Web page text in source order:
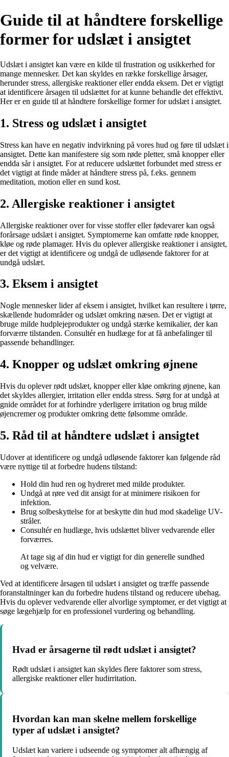
Guide til at håndtere forskellige
former for udslæt i ansigtet
Udslæt i ansigtet kan være en kilde til frustration og usikkerhed for
mange mennesker. Det kan skyldes en række forskellige årsager,
herunder stress, allergiske reaktioner eller endda eksem. Det er vigtigt
at identificere årsagen til udslættet for at kunne behandle det effektivt.
Her er en guide til at håndtere forskellige former for udslæt i ansigtet.
1. Stress og udslæt i ansigtet
Stress kan have en negativ indvirkning på vores hud og føre til udslæt i
ansigtet. Dette kan manifestere sig som røde pletter, små knopper eller
endda sår i ansigtet. For at reducere udslættet forbundet med stress er
det vigtigt at finde måder at håndtere stress på, f.eks. gennem
meditation, motion eller en sund kost.
2. Allergiske reaktioner i ansigtet
Allergiske reaktioner over for visse stoffer eller fødevarer kan også
forårsage udslæt i ansigtet. Symptomerne kan omfatte røde knopper,
kløe og røde plamager. Hvis du oplever allergiske reaktioner i ansigtet,
er det vigtigt at identificere og undgå de udløsende faktorer for at
undgå udslæt.
3. Eksem i ansigtet
Nogle mennesker lider af eksem i ansigtet, hvilket kan resultere i tørre,
skællende hudområder og udslæt omkring næsen. Det er vigtigt at
bruge milde hudplejeprodukter og undgå stærke kemikalier, der kan
forværre tilstanden. Consultér en hudlæge for at få anbefalinger til
passende behandlinger.
4. Knopper og udslæt omkring øjnene
Hvis du oplever rødt udslæt, knopper eller kløe omkring øjnene, kan
det skyldes allergier, irritation eller endda stress. Sørg for at undgå at
gnide området for at forhindre yderligere irritation og brug milde
øjencremer og produkter omkring dette følsomme område.
5. Råd til at håndtere udslæt i ansigtet
Udover at identificere og undgå udløsende faktorer kan følgende råd
være nyttige til at forbedre hudens tilstand:
Hold din hud ren og hydreret med milde produkter.
Undgå at røre ved dit ansigt for at minimere risikoen for
infektion.
Brug solbeskyttelse for at beskytte din hud mod skadelige UV-
stråler.
Consultér en hudlæge, hvis udslættet bliver vedvarende eller
forværres.
At tage sig af din hud er vigtigt for din generelle sundhed
og velvære.
Ved at identificere årsagen til udslæt i ansigtet og træffe passende
foranstaltninger kan du forbedre hudens tilstand og reducere ubehag.
Hvis du oplever vedvarende eller alvorlige symptomer, er det vigtigt at
søge lægehjælp for en professionel vurdering og behandling.
Hvad er årsagerne til rødt udslæt i ansigtet?
Rødt udslæt i ansigtet kan skyldes flere faktorer som stress,
allergiske reaktioner eller hudirritation.
Hvordan kan man skelne mellem forskellige
typer af udslæt i ansigtet?
Udslæt kan variere i udseende og symptomer alt afhængig af